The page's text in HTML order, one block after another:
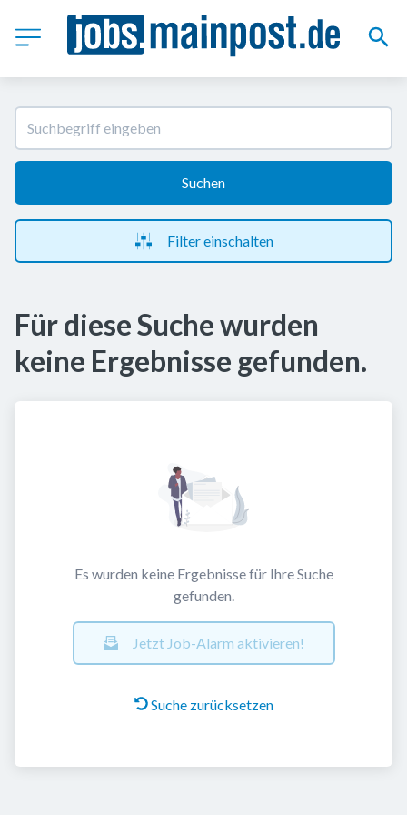
Suchen
Filter einschalten
Für diese Suche wurden
keine Ergebnisse gefunden.
Es wurden keine Ergebnisse für Ihre Suche
gefunden.
Jetzt Job-Alarm aktivieren!
Suche zurücksetzen